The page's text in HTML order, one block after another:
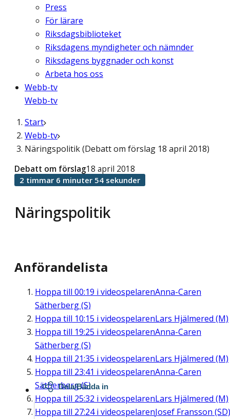
Press
För lärare
Riksdagsbiblioteket
Riksdagens myndigheter och nämnder
Riksdagens byggnader och konst
Arbeta hos oss
Webb-tv
Webb-tv
Start
Webb-tv
Näringspolitik (Debatt om förslag 18 april 2018)
Näringspolitik
Debatt om förslag18 april 2018
2 timmar 6 minuter 54 sekunder
Anförandelista
Hoppa till 00:19 i videospelarenAnna-Caren
Sätherberg (S)
Hoppa till 10:15 i videospelarenLars Hjälmered (M)
Hoppa till 19:25 i videospelarenAnna-Caren
Sätherberg (S)
Hoppa till 21:35 i videospelarenLars Hjälmered (M)
Hoppa till 23:41 i videospelarenAnna-Caren
Sätherberg (S)
Hoppa till 25:32 i videospelarenLars Hjälmered (M)
Hoppa till 27:24i videospelarenJosef Fransson (SD)
Dela/Bädda in